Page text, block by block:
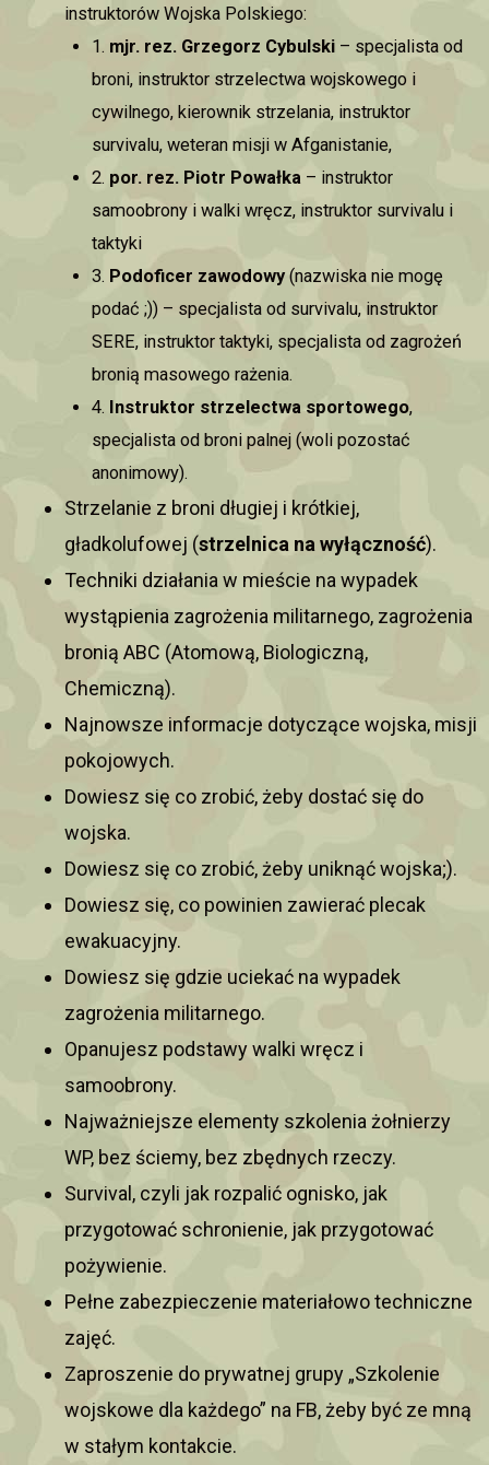
instruktorów Wojska Polskiego:
1. mjr. rez. Grzegorz Cybulski– specjalista od
broni, instruktor strzelectwa wojskowego i
cywilnego, kierownik strzelania, instruktor
survivalu, weteran misji w Afganistanie,
2. por. rez. Piotr Powałka– instruktor
samoobrony i walki wręcz, instruktor survivalu i
taktyki
3. Podoficer zawodowy(nazwiska nie mogę
podać ;)) – specjalista od survivalu, instruktor
SERE, instruktor taktyki, specjalista od zagrożeń
bronią masowego rażenia.
4. Instruktor strzelectwa sportowego,
specjalista od broni palnej (woli pozostać
anonimowy).
Strzelanie z broni długiej i krótkiej,
gładkolufowej (strzelnica na wyłączność).
Techniki działania w mieście na wypadek
wystąpienia zagrożenia militarnego, zagrożenia
bronią ABC (Atomową, Biologiczną,
Chemiczną).
Najnowsze informacje dotyczące wojska, misji
pokojowych.
Dowiesz się co zrobić, żeby dostać się do
wojska.
Dowiesz się co zrobić, żeby uniknąć wojska;).
Dowiesz się, co powinien zawierać plecak
ewakuacyjny.
Dowiesz się gdzie uciekać na wypadek
zagrożenia militarnego.
Opanujesz podstawy walki wręcz i
samoobrony.
Najważniejsze elementy szkolenia żołnierzy
WP, bez ściemy, bez zbędnych rzeczy.
Survival, czyli jak rozpalić ognisko, jak
przygotować schronienie, jak przygotować
pożywienie.
Pełne zabezpieczenie materiałowo techniczne
zajęć.
Zaproszenie do prywatnej grupy „Szkolenie
wojskowe dla każdego” na FB, żeby być ze mną
w stałym kontakcie.